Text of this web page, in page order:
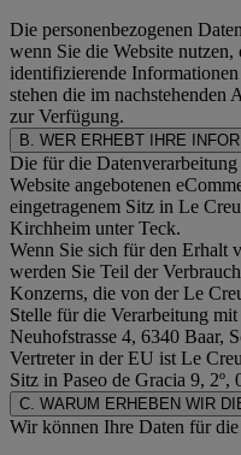
Die personenbezogenen
wenn Sie die Website
identifizierende
stehen die im nachstehenden
zur Verfügung.
B. WER ERHEBT IHRE
Die für die
Website angebotenen
eingetragenem Sitz in Le
Kirchheim unter Teck.
Wenn Sie sich für den Erhalt
werden Sie Teil der
Konzerns, die von der Le
Stelle für die Verarbeitung
Neuhofstrasse 4, 6340 Baar,
Vertreter in der EU ist Le
Sitz in Paseo de Gracia 9, 2º,
C. WARUM ERHEBEN WIR
Wir können Ihre Daten für